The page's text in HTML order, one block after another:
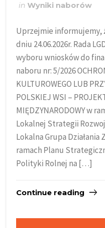
inWyniki naborów
Uprzejmie informujemy,
dniu 24.06.2026r. Rada
wyboru wniosków do
naboru nr: 5/2026
KULTUROWEGO LUB
POLSKIEJ WSI –
MIĘDZYNARODOWY w
Lokalnej Strategii
Lokalna Grupa Działania
ramach Planu
Polityki Rolnej na […]
Continue reading